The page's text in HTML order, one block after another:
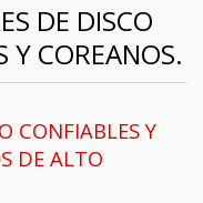
DE DISCO
Y COREANOS.
CONFIABLES Y
DE ALTO